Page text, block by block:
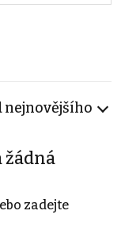
nejnovějšího
žádná
zadejte